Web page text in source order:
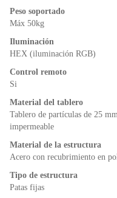
Peso soportado
Máx 50kg
Iluminación
HEX (iluminación RGB)
Control remoto
Si
Material del tablero
Tablero de partículas de 25
impermeable
Material de la estructura
Acero con recubrimiento en
Tipo de estructura
Patas fijas